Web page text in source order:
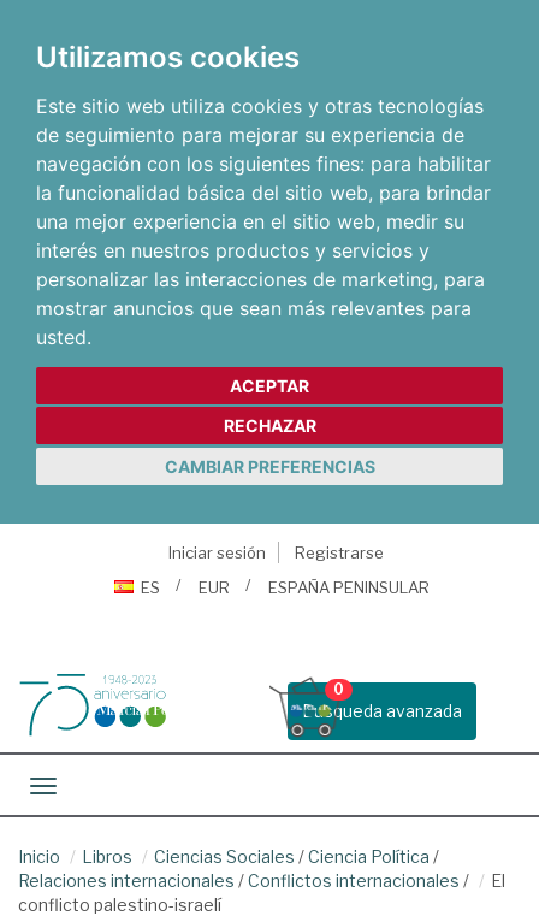
Utilizamos cookies
Este sitio web utiliza cookies y otras tecnologías
de seguimiento para mejorar su experiencia de
navegación con los siguientes fines: para habilitar
la funcionalidad básica del sitio web, para brindar
una mejor experiencia en el sitio web, medir su
interés en nuestros productos y servicios y
personalizar las interacciones de marketing, para
mostrar anuncios que sean más relevantes para
usted.
ACEPTAR
RECHAZAR
CAMBIAR PREFERENCIAS
Iniciar sesión
Registrarse
ES
EUR ESPAÑA PENINSULAR
Busqueda avanzada
0
Toggle navigation
Inicio Libros Ciencias Sociales /Ciencia Política /
Relaciones internacionales /Conflictos internacionales /
El
conflicto palestino-israelí